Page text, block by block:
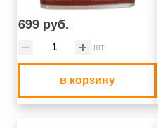
699 руб.
шт
в корзину